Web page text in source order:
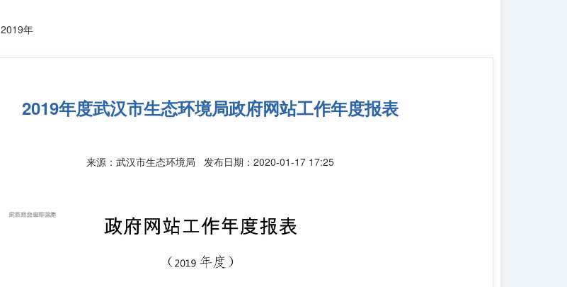
2019年
2019年度武汉市生态环境局政府网站工作年度报表
来源：武汉市生态环境局 发布日期：2020-01-17 17:25